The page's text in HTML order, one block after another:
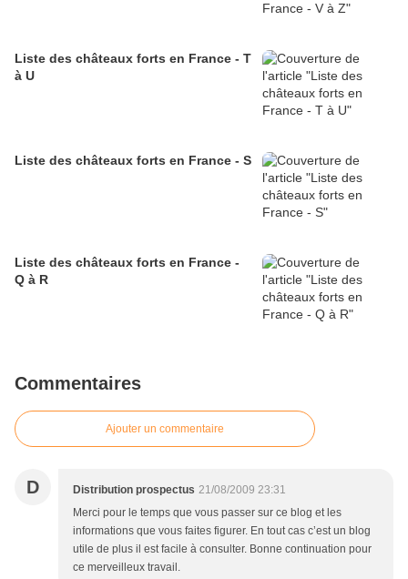
Liste des châteaux forts en France - T
à U
Liste des châteaux forts en France - S
Liste des châteaux forts en France -
Q à R
Commentaires
Ajouter un commentaire
D Distribution prospectus 21/08/2009 23:31
Merci pour le temps que vous passer sur ce blog et les
informations que vous faites figurer. En tout cas c’est un blog
utile de plus il est facile à consulter. Bonne continuation pour
ce merveilleux travail.